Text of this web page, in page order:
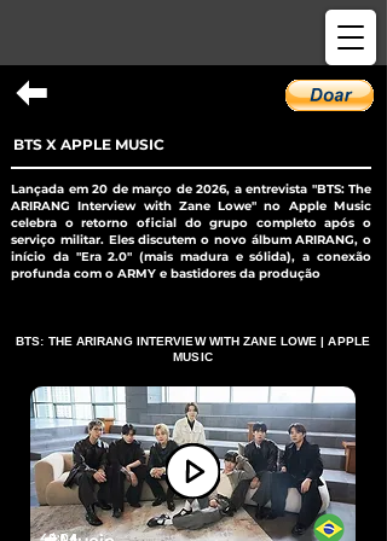
BTS X APPLE MUSIC
Lançada em 20 de março de 2026, a entrevista "BTS: The
ARIRANG Interview with Zane Lowe" no Apple Music
celebra o retorno oficial do grupo completo após o
serviço militar. Eles discutem o novo álbum ARIRANG, o
início da "Era 2.0" (mais madura e sólida), a conexão
profunda com o ARMY e bastidores da produção
BTS: THE ARIRANG INTERVIEW WITH ZANE LOWE | APPLE
MUSIC